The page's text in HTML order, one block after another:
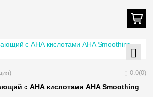
0.0(0)
с АНА кислотами AHA Smoothing